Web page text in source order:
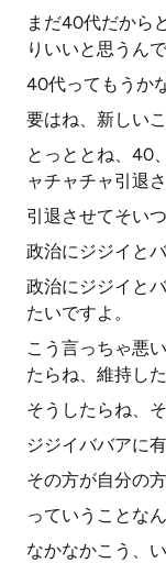
まだ40代だから
りいいと思うんで
40代ってもうか
要はね、新しい
とっととね、40
ャチャチャ引退
引退させてそい
政治にジジイと
政治にジジイと
たいですよ。
こう言っちゃ悪
たらね、維持し
そうしたらね、
ジジイババアに
その方が自分の
っていうことなん
なかなかこう、